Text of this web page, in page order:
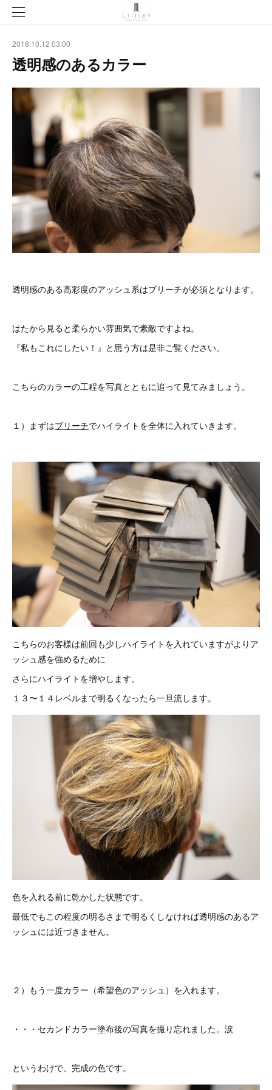
2018.10.12 03:00
透明感のあるカラー
透明感のある高彩度のアッシュ系はブリーチが必須となります。
はたから見ると柔らかい雰囲気で素敵ですよね。
『私もこれにしたい！』と思う方は是非ご覧ください。
こちらのカラーの工程を写真とともに追って見てみましょう。
１）まずはブリーチでハイライトを全体に入れていきます。
こちらのお客様は前回も少しハイライトを入れていますがよりア
ッシュ感を強めるために
さらにハイライトを増やします。
１３〜１４レベルまで明るくなったら一旦流します。
色を入れる前に乾かした状態です。
最低でもこの程度の明るさまで明るくしなければ透明感のあるア
ッシュには近づきません。
２）もう一度カラー（希望色のアッシュ）を入れます。
・・・セカンドカラー塗布後の写真を撮り忘れました。涙
というわけで、完成の色です。